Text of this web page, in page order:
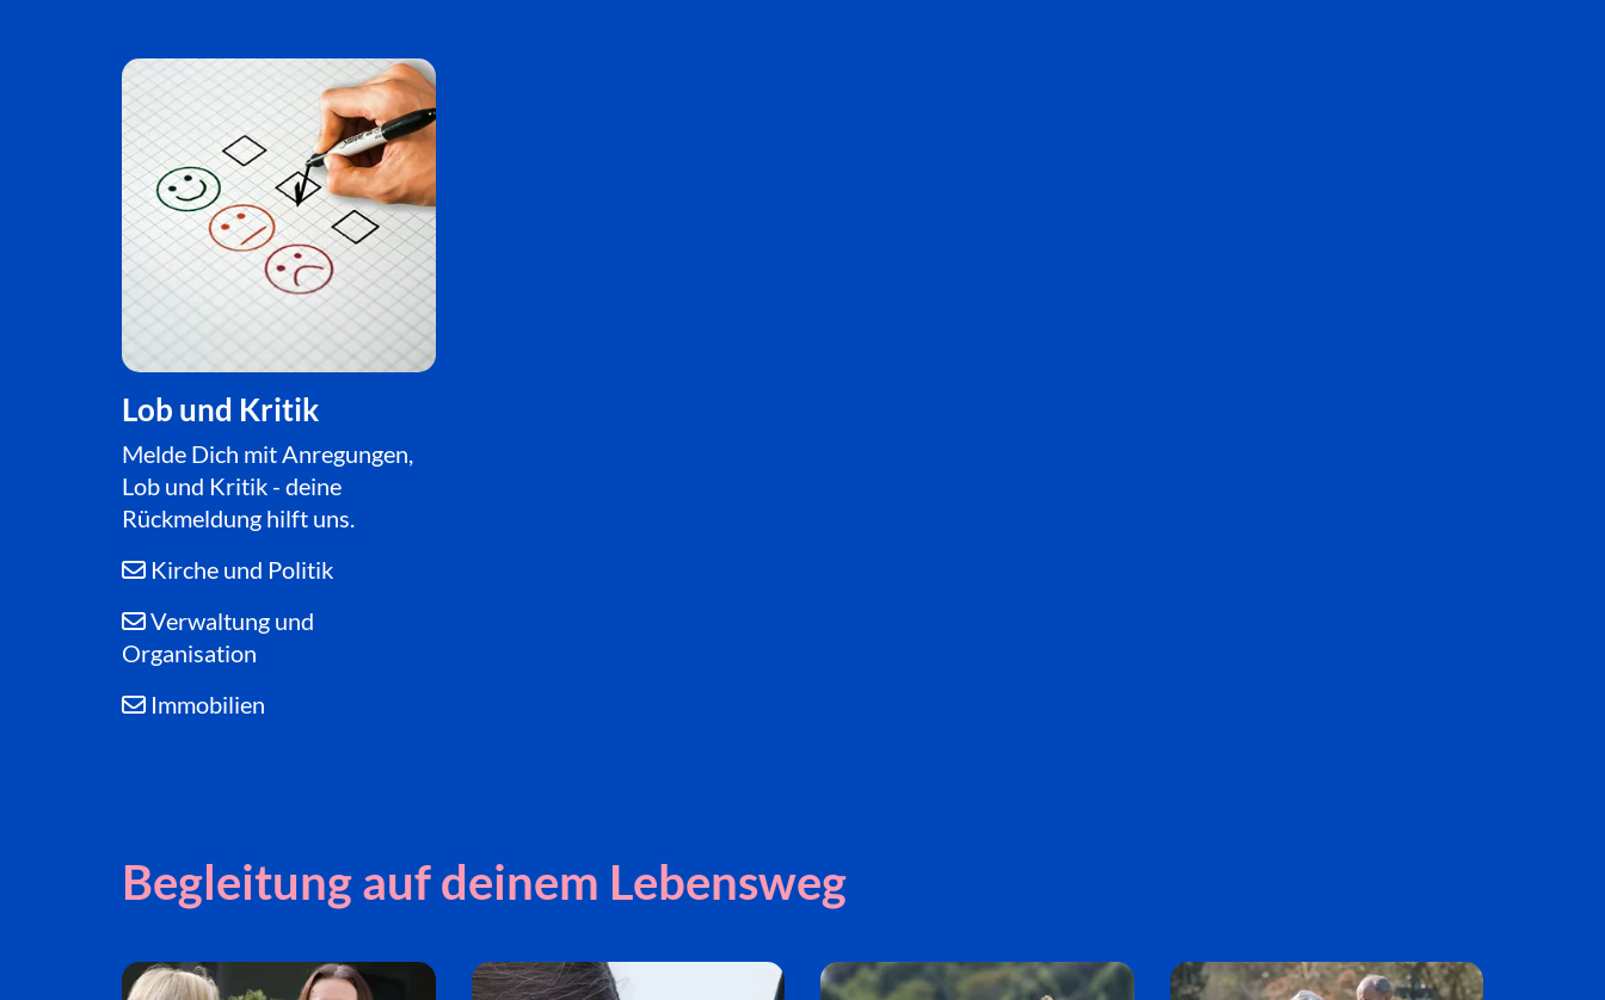
Lob und Kritik
Melde Dich mit Anregungen,
Lob und Kritik - deine
Rückmeldung hilft uns.
 Kirche und Politik
Verwaltung und
Organisation
 Immobilien
Begleitung auf deinem Lebensweg